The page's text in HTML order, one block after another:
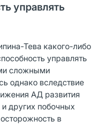
управлять
Тева какого-либо
управлять
сложными
однако вследствие
АД развития
других побочных
в